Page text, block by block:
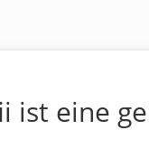
ist eine